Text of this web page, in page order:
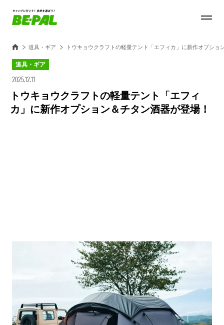
道具・ギア トウキョウクラフトの軽量テント「エフィカ」に新作オプショ
道具・ギア
2025.12.11
トウキョウクラフトの軽量テント「エフィ
カ」に新作オプション＆チタン酒器が登場！